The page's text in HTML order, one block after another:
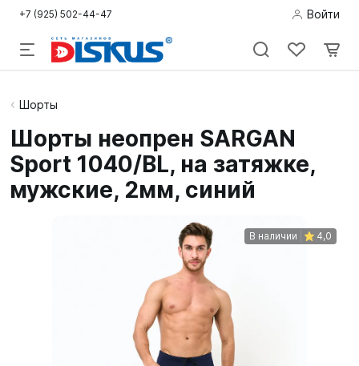
+7 (925) 502-44-47 Войти
Подводная
Дайвинг
Снорклинг /
Шорты
Шорты неопрен SARGAN
Sport 1040/BL, на затяжке,
мужские, 2мм, синий
В наличии 4,0